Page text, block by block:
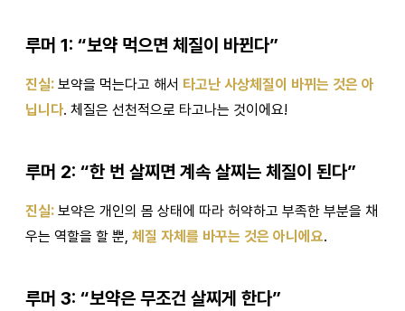
루머 1: “보약 먹으면 체질이 바뀐다”
진실: 보약을 먹는다고 해서 타고난 사상체질이 바뀌는 것은 아
닙니다. 체질은 선천적으로 타고나는 것이에요!
루머 2: “한 번 살찌면 계속 살찌는 체질이 된다”
진실: 보약은 개인의 몸 상태에 따라 허약하고 부족한 부분을 채
우는 역할을 할 뿐, 체질 자체를 바꾸는 것은 아니에요.
루머 3: “보약은 무조건 살찌게 한다”